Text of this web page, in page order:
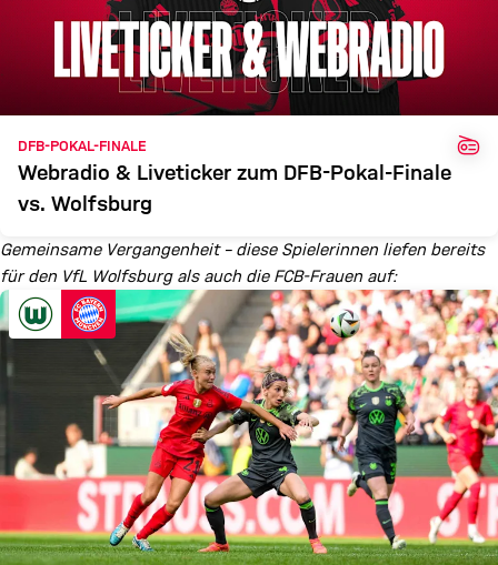
DFB-POKAL-FINALE
Webradio & Liveticker zum DFB-Pokal-Finale
vs. Wolfsburg
Gemeinsame Vergangenheit – diese Spielerinnen liefen bereits
für den VfL Wolfsburg als auch die FCB-Frauen auf: